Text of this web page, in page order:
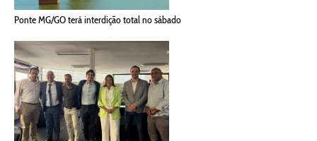
Ponte MG/GO terá interdição total no sábado